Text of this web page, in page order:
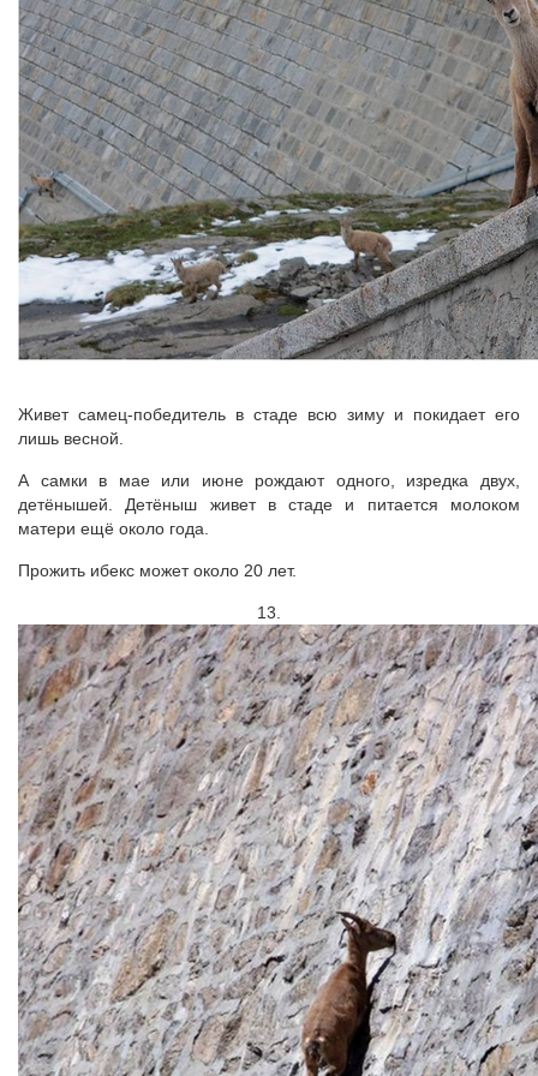
Живет самец-победитель в стаде всю зиму и покидает его
лишь весной.
А самки в мае или июне рождают одного, изредка двух,
детёнышей. Детёныш живет в стаде и питается молоком
матери ещё около года.
Прожить ибекс может около 20 лет.
13.